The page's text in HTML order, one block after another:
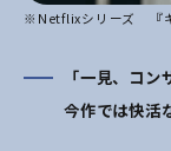
※Netflixシリーズ 『
「一見、コン
今作では快